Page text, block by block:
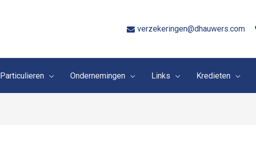
verzekeringen@dhauwers.com
Particulieren Ondernemingen Links Kredieten